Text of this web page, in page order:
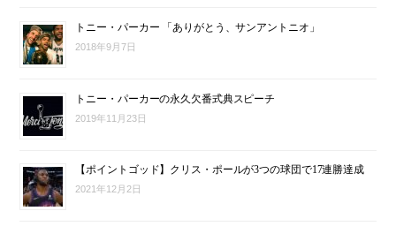
トニー・パーカー 「ありがとう、サンアントニオ」
2018年9月7日
トニー・パーカーの永久欠番式典スピーチ
2019年11月23日
【ポイントゴッド】クリス・ポールが3つの球団で17連勝達成
2021年12月2日